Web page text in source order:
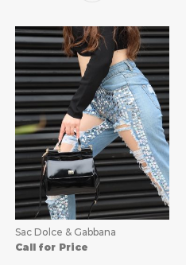
Sac Dolce & Gabbana
Call for Price